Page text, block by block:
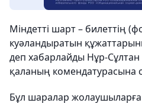
Міндетті шарт – билеттің
куәландыратын
деп хабарлайды Нұр-Сұлтан
қаланың комендатурасына
Бұл шаралар